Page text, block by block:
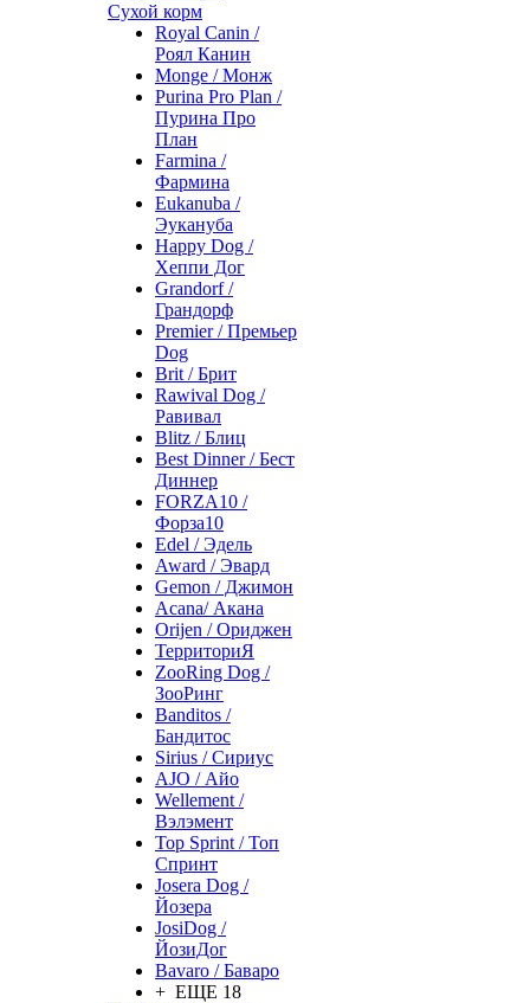
Сухой корм
Royal Canin /
Роял Канин
Monge / Монж
Purina Pro Plan /
Пурина Про
План
Farmina /
Фармина
Eukanuba /
Эукануба
Happy Dog /
Хеппи Дог
Grandorf /
Грандорф
Premier / Премьер
Dog
Brit / Брит
Rawival Dog /
Равивал
Blitz / Блиц
Best Dinner / Бест
Диннер
FORZA10 /
Форза10
Edel / Эдель
Award / Эвард
Gemon / Джимон
Acana/ Акана
Orijen / Ориджен
ТерриториЯ
ZooRing Dog /
ЗооРинг
Banditos /
Бандитос
Sirius / Сириус
AJO / Айо
Wellement /
Вэлэмент
Top Sprint / Топ
Спринт
Josera Dog /
Йозера
JosiDog /
ЙозиДог
Bavaro / Баваро
+ ЕЩЕ 18